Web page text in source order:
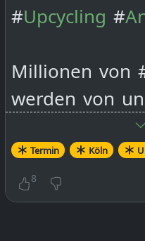
#Upcycling #
Millionen von
werden von
obwohl sie
funktionieren
ist ein
Termin Köln
8